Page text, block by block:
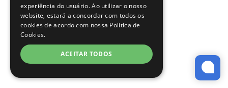
experiência do usuário. Ao utilizar o nosso
website, estará a concordar com todos os
cookies de acordo com nossa Política de
Cookies.
ACEITAR TODOS